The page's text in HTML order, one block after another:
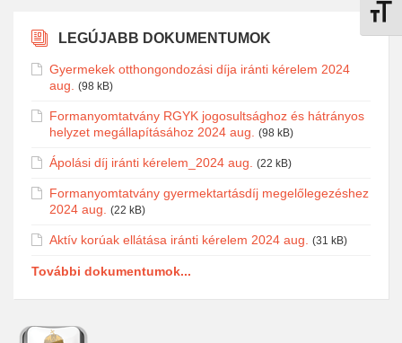
LEGÚJABB DOKUMENTUMOK
Gyermekek otthongondozási díja iránti kérelem 2024
aug.
(98 kB)
Formanyomtatvány RGYK jogosultsághoz és hátrányos
helyzet megállapításához 2024 aug.
(98 kB)
Ápolási díj iránti kérelem_2024 aug. (22 kB)
Formanyomtatvány gyermektartásdíj megelőlegezéshez
2024 aug.
(22 kB)
Aktív korúak ellátása iránti kérelem 2024 aug. (31 kB)
További dokumentumok...